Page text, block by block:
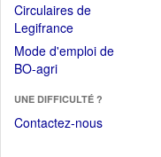
Circulaires de
Legifrance(Ouvrir
dans
une
fenêtre)
Mode d'emploi de
BO-agri(Ouvrir
une
nouvelle
UNE DIFFICULTÉ ?
Contactez-nous